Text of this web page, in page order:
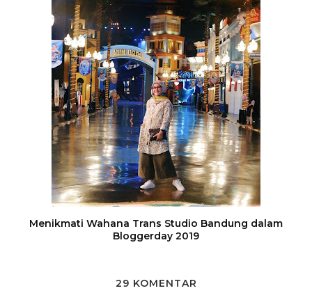
Menikmati Wahana Trans Studio Bandung dalam
Bloggerday 2019
29 KOMENTAR